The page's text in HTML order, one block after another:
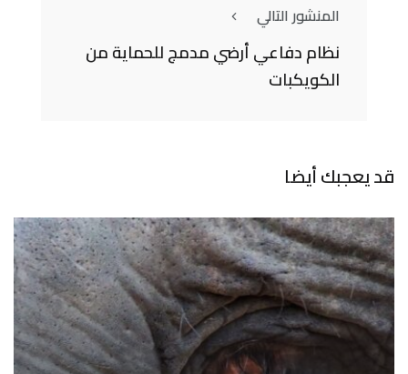
المنشور التالي
نظام دفاعي أرضي مدمج للحماية من
الكويكبات
قد يعجبك أيضا